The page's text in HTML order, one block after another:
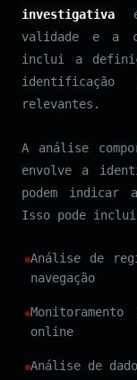
investigativa
é
validade e a
inclui a
relevantes.
A análise
envolve a
podem
Isso pode
Análise de
navegação
online
Análise de